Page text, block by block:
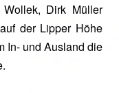
Dirk Müller
der Lipper Höhe
In- und Ausland die